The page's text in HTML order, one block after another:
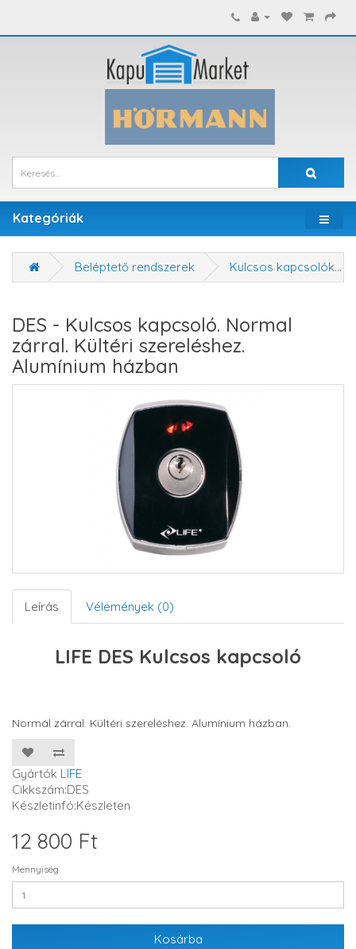
Kategóriák
Beléptető rendszerek Kulcsos kapcsolók
DES - Kulcsos kapcsoló. Normal
zárral. Kültéri szereléshez.
Alumínium házban
Leírás Vélemények (0)
LIFE DES Kulcsos kapcsoló
Normál zárral. Kültéri szereléshez. Alumínium házban.
Gyártók LIFE
Cikkszám:DES
Készletinfó:Készleten
12 800 Ft
Mennyiség
Kosárba